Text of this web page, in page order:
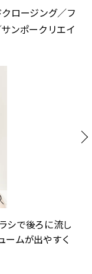
ロージング／フ
ンポークリエイ
シで後ろに流し
ームが出やすく